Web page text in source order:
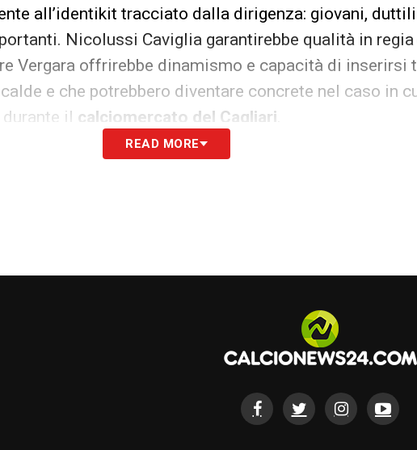
all’identikit tracciato dalla dirigenza: giovani,
Nicolussi Caviglia garantirebbe qualità in regia
Vergara offrirebbe dinamismo e capacità di inserirsi
e che potrebbero diventare concrete nel caso in
il calciomercato del Cagliari
non si fermano alla linea mediana. Anche il
, dunque, si preannuncia intenso e strategico. La
la squadra senza stravolgere gli equilibri, puntando
in porto e quale volto avrà il Cagliari nella seconda
READ MORE